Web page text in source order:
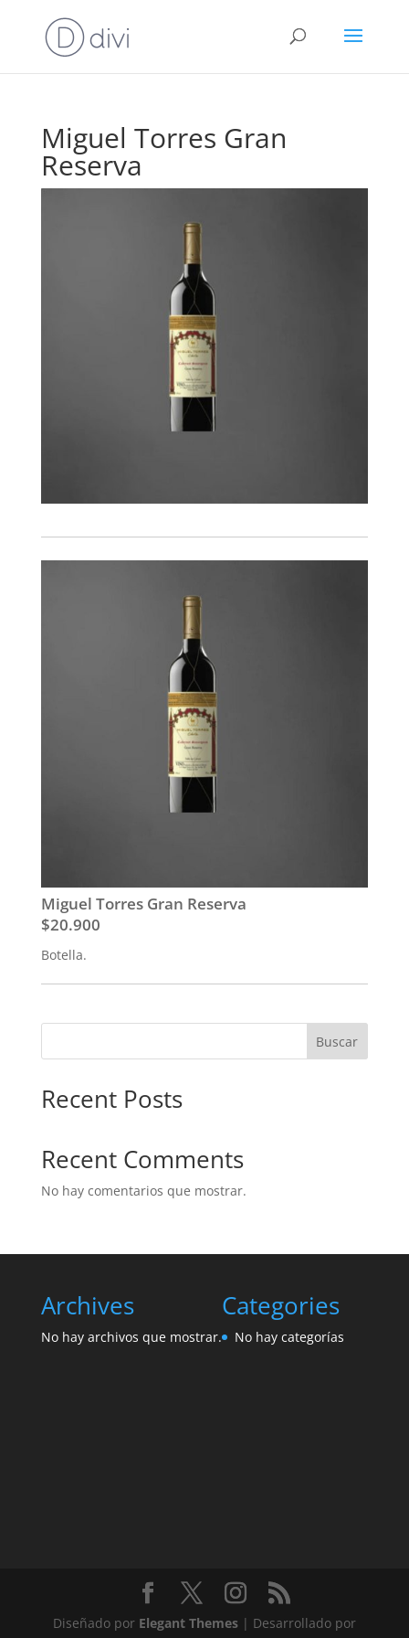
Miguel Torres Gran
Reserva
Miguel Torres Gran Reserva
$20.900
Botella.
Buscar
Recent Posts
Recent Comments
No hay comentarios que mostrar.
Archives
No hay archivos que mostrar.
Categories
No hay categorías
Diseñado por Elegant Themes| Desarrollado por